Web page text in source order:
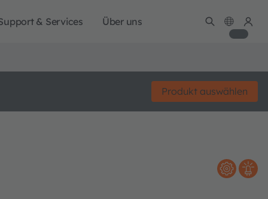
& Services Über uns
Produkt auswählen